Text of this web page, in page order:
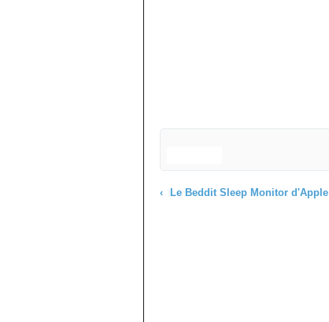
Le Beddit Sleep Monitor d'Apple